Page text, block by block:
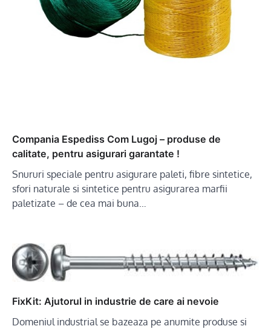
Compania Espediss Com Lugoj – produse de
calitate, pentru asigurari garantate !
Snururi speciale pentru asigurare paleti, fibre sintetice,
sfori naturale si sintetice pentru asigurarea marfii
paletizate – de cea mai buna…
FixKit: Ajutorul in industrie de care ai nevoie
Domeniul industrial se bazeaza pe anumite produse si